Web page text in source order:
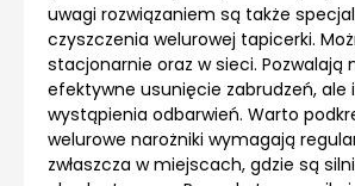
uwagi rozwiązaniem są także
czyszczenia welurowej tapicerki.
stacjonarnie oraz w sieci. Pozwalają
efektywne usunięcie zabrudzeń, ale
wystąpienia odbarwień. Warto
welurowe narożniki wymagają
zwłaszcza w miejscach, gdzie są